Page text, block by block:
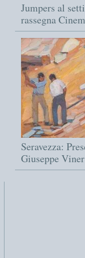
Jumpers al
rassegna
Seravezza:
Giuseppe Viner